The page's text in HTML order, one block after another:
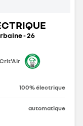
- 26
100% électrique
automatique